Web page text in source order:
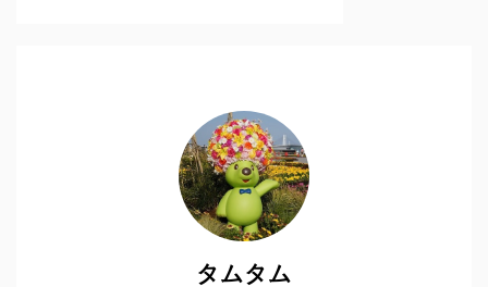
タムタム